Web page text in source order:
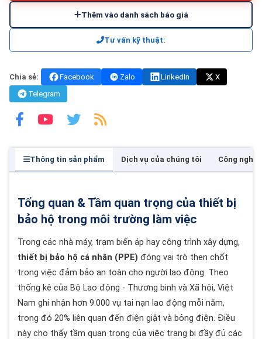
Thêm vào danh sách báo giá
Tư vấn kỹ thuật:
Chia sẻ: Facebook Zalo LinkedIn
X
Telegram
Thông tin sản phẩm Dịch vụ của chúng tôi Công nghệ
Tổng quan & Tầm quan trọng của thiết bị
bảo hộ trong môi trường làm việc
Trong các nhà máy, trạm biến áp hay công trình xây dựng,
thiết bị bảo hộ cá nhân (PPE) đóng vai trò then chốt
trong việc đảm bảo an toàn cho người lao động. Theo
thống kê của Bộ Lao động - Thương binh và Xã hội, Việt
Nam ghi nhận hơn 9.000 vụ tai nạn lao động mỗi năm,
trong đó 20% liên quan đến điện giật và bỏng điện. Điều
này cho thấy tầm quan trọng của việc trang bị đầy đủ các